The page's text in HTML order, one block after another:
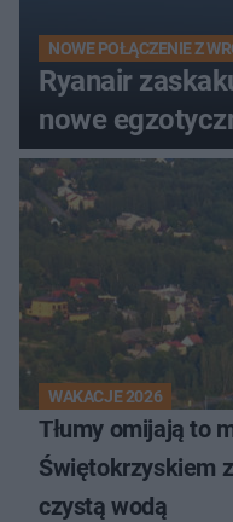
NOWE POŁĄCZENIE Z
Ryanair
nowe
WAKACJE 2026
Tłumy omijają to
Świętokrzyskiem
czystą wodą